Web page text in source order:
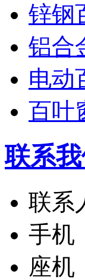
锌钢
铝合
电动
百叶
联系我
联系
手机
座机